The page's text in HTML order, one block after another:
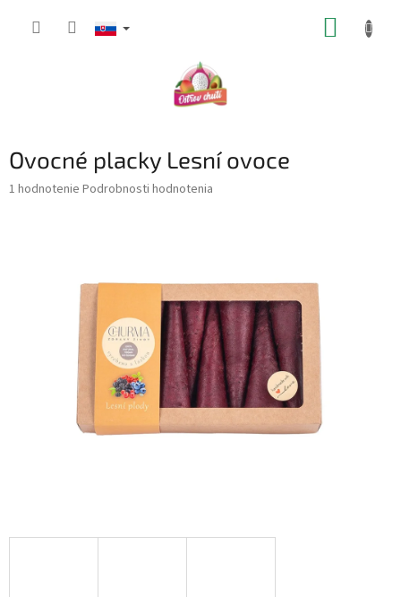
Ovocné placky Lesní ovoce
Priemerné
1 hodnotenie Podrobnosti hodnotenia